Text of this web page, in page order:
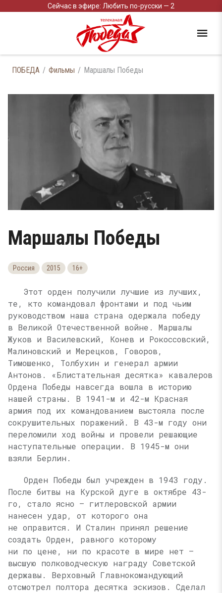
Сейчас в эфире: Любить по-русски — 2
ПОБЕДА Фильмы Маршалы Победы
Маршалы Победы
Россия 2015 16+
Этот орден получили лучшие из лучших,
те, кто командовал фронтами и под чьим
руководством наша страна одержала победу
в Великой Отечественной войне. Маршалы
Жуков и Василевский, Конев и Рокоссовский,
Малиновский и Мерецков, Говоров,
Тимошенко, Толбухин и генерал армии
Антонов. «Блистательная десятка» кавалеров
Ордена Победы навсегда вошла в историю
нашей страны. В 1941-м и 42-м Красная
армия под их командованием выстояла после
сокрушительных поражений. В 43-м году они
переломили ход войны и провели решающие
наступательные операции. В 1945-м они
взяли Берлин.
Орден Победы был учрежден в 1943 году.
После битвы на Курской дуге в октябре 43-
го, стало ясно — гитлеровской армии
нанесен удар, от которого она
не оправится. И Сталин принял решение
создать Орден, равного которому
ни по цене, ни по красоте в мире нет —
высшую полководческую награду Советской
державы. Верховный Главнокомандующий
отсмотрел полтора десятка эскизов. Сделал